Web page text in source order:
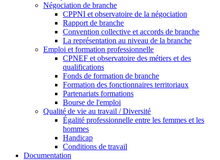
Négociation de branche
CPPNI et observatoire de la négociation
Rapport de branche
Convention collective et accords de branche
La représentation au niveau de la branche
Emploi et formation professionnelle
CPNEF et observatoire des métiers et des
qualifications
Fonds de formation de branche
Formation des fonctionnaires territoriaux
Partenariats formations
Bourse de l'emploi
Qualité de vie au travail / Diversité
Égalité professionnelle entre les femmes et les
hommes
Handicap
Conditions de travail
Documentation